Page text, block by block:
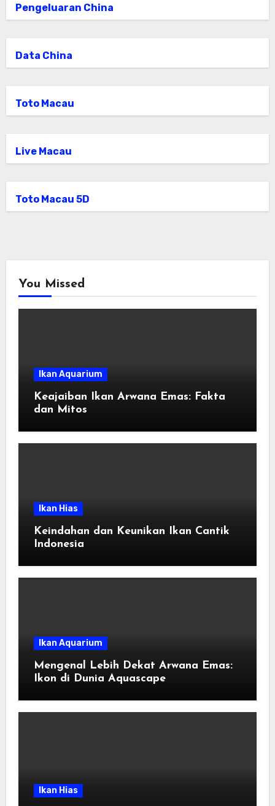
Pengeluaran China
Data China
Toto Macau
Live Macau
Toto Macau 5D
You Missed
Ikan Aquarium
Keajaiban Ikan Arwana Emas: Fakta
dan Mitos
Ikan Hias
Keindahan dan Keunikan Ikan Cantik
Indonesia
Ikan Aquarium
Mengenal Lebih Dekat Arwana Emas:
Ikon di Dunia Aquascape
Ikan Hias